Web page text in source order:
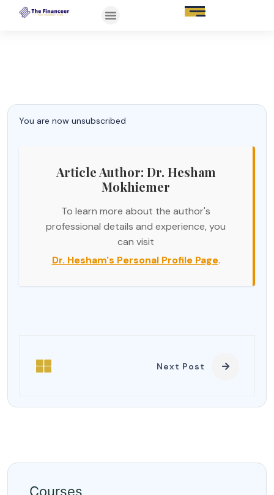
You are now unsubscribed
Article Author: Dr. Hesham
Mokhiemer
To learn more about the author's
professional details and experience, you
can visit
Dr. Hesham's Personal Profile Page.
Next Post
Courses